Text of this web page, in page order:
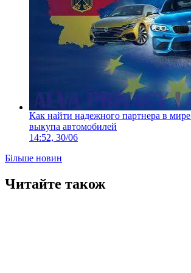
Как найти надежного партнера в
выкупа автомобилей
14:52, 30/06
Більше новин
Читайте також